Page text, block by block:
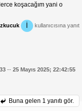
koşacağım yani o
kullanıcısına yanıt
-- 25 Mayıs 2025; 22:42:55
Buna gelen 1 yanıtı gör.